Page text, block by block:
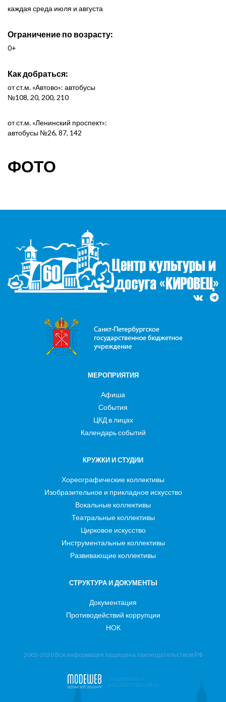
каждая среда июля и августа
Ограничение по возрасту:
0+
Как добраться:
от ст.м. «Автово»: автобусы
№108, 20, 200, 210
от ст.м. «Ленинский проспект»:
автобусы №26, 87, 142
ФОТО
МЕРОПРИЯТИЯ
Афиша
События
ЦКД в лицах
Календарь событий
КРУЖКИ И СТУДИИ
Хореографические коллективы
Изобразительное и прикладное искусство
Вокальные коллективы
Театральные коллективы
Цирковое искусство
Инструментальные коллективы
Развивающие коллективы
СТРУКТУРА И ДОКУМЕНТЫ
Документация
Противодействий коррупции
НОК
2003-2020 Вся информация защищена законодательством РФ
поддержка и
разработка сайта